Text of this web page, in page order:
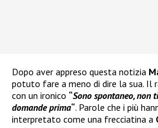
Dopo aver appreso questa notizia
potuto fare a meno di dire la sua. Il
con un ironico “Sono spontaneo, non
domande prima“. Parole che i più
interpretato come una frecciatina a